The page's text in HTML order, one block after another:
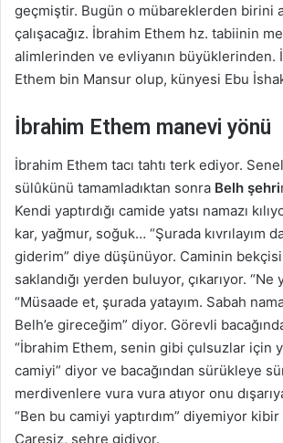
geçmiştir. Bugün o mübareklerden birini
çalışacağız. İbrahim Ethem hz. tabiinin
alimlerinden ve evliyanın büyüklerinden.
Ethem bin Mansur olup, künyesi Ebu
İbrahim Ethem manevi yönü
İbrahim Ethem tacı tahtı terk ediyor.
sülûkünü tamamladıktan sonra Belh şehri
Kendi yaptırdığı camide yatsı namazı
kar, yağmur, soğuk… “Şurada kıvrılayım
giderim” diye düşünüyor. Caminin
saklandığı yerden buluyor, çıkarıyor. “Ne
“Müsaade et, şurada yatayım. Sabah
Belh’e gireceğim” diyor. Görevli
“İbrahim Ethem, senin gibi çulsuzlar için
camiyi” diyor ve bacağından sürükleye
merdivenlere vura vura atıyor onu
“Ben bu camiyi yaptırdım” diyemiyor
Çaresiz, şehre gidiyor.